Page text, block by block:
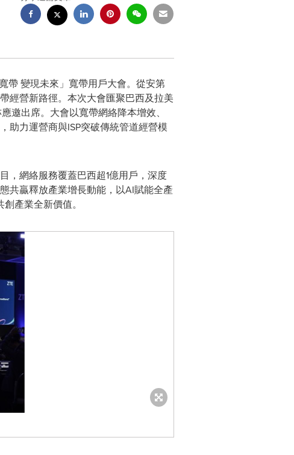
帶 變現未來」寬帶用戶大會。從安第
經營新路徑。本次大會匯聚巴西及拉美
邀出席。大會以寬帶網絡降本增效、
助力運營商與ISP突破傳統管道經營模
，網絡服務覆蓋巴西超1億用戶，深度
共贏釋放產業增長動能，以AI賦能全產
產業全新價值。